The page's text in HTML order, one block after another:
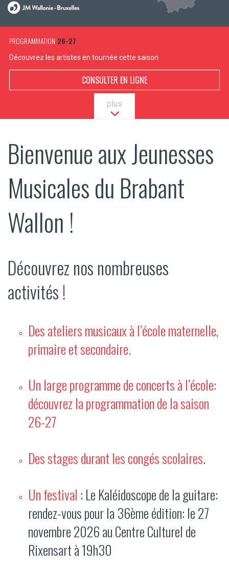
PROGRAMMATION 26-27
Découvrez les artistes en tournée cette saison
CONSULTER EN LIGNE
plus
Bienvenue aux Jeunesses
Musicales du Brabant
Wallon !
Découvrez nos nombreuses
activités !
Des ateliers musicaux à l’école maternelle,
primaire et secondaire.
Un large programme de concerts à l’école:
découvrez la programmation de la saison
26-27
Des stages durant les congés scolaires.
Un festival : Le Kaléidoscope de la guitare:
rendez-vous pour la 36ème édition: le 27
novembre 2026 au Centre Culturel de
Rixensart à 19h30